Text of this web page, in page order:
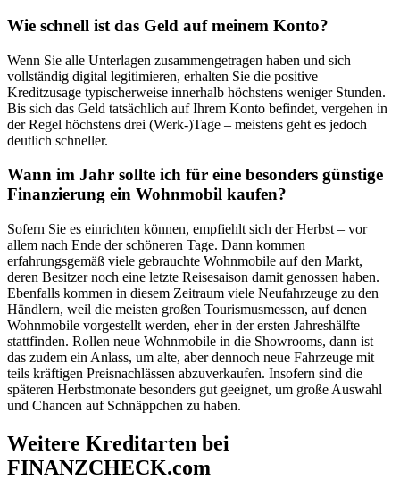
Wie schnell ist das Geld auf meinem Konto?
Wenn Sie alle Unterlagen zusammengetragen haben und sich
vollständig digital legitimieren, erhalten Sie die positive
Kreditzusage typischerweise innerhalb höchstens weniger Stunden.
Bis sich das Geld tatsächlich auf Ihrem Konto befindet, vergehen in
der Regel höchstens drei (Werk-)Tage – meistens geht es jedoch
deutlich schneller.
Wann im Jahr sollte ich für eine besonders günstige
Finanzierung ein Wohnmobil kaufen?
Sofern Sie es einrichten können, empfiehlt sich der Herbst – vor
allem nach Ende der schöneren Tage. Dann kommen
erfahrungsgemäß viele gebrauchte Wohnmobile auf den Markt,
deren Besitzer noch eine letzte Reisesaison damit genossen haben.
Ebenfalls kommen in diesem Zeitraum viele Neufahrzeuge zu den
Händlern, weil die meisten großen Tourismusmessen, auf denen
Wohnmobile vorgestellt werden, eher in der ersten Jahreshälfte
stattfinden. Rollen neue Wohnmobile in die Showrooms, dann ist
das zudem ein Anlass, um alte, aber dennoch neue Fahrzeuge mit
teils kräftigen Preisnachlässen abzuverkaufen. Insofern sind die
späteren Herbstmonate besonders gut geeignet, um große Auswahl
und Chancen auf Schnäppchen zu haben.
Weitere Kreditarten bei
FINANZCHECK.com